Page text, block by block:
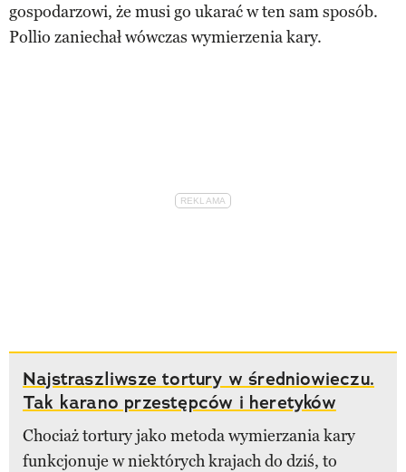
gospodarzowi, że musi go ukarać w ten sam sposób.
Pollio zaniechał wówczas wymierzenia kary.
Najstraszliwsze tortury w średniowieczu.
Tak karano przestępców i heretyków
Chociaż tortury jako metoda wymierzania kary
funkcjonuje w niektórych krajach do dziś, to